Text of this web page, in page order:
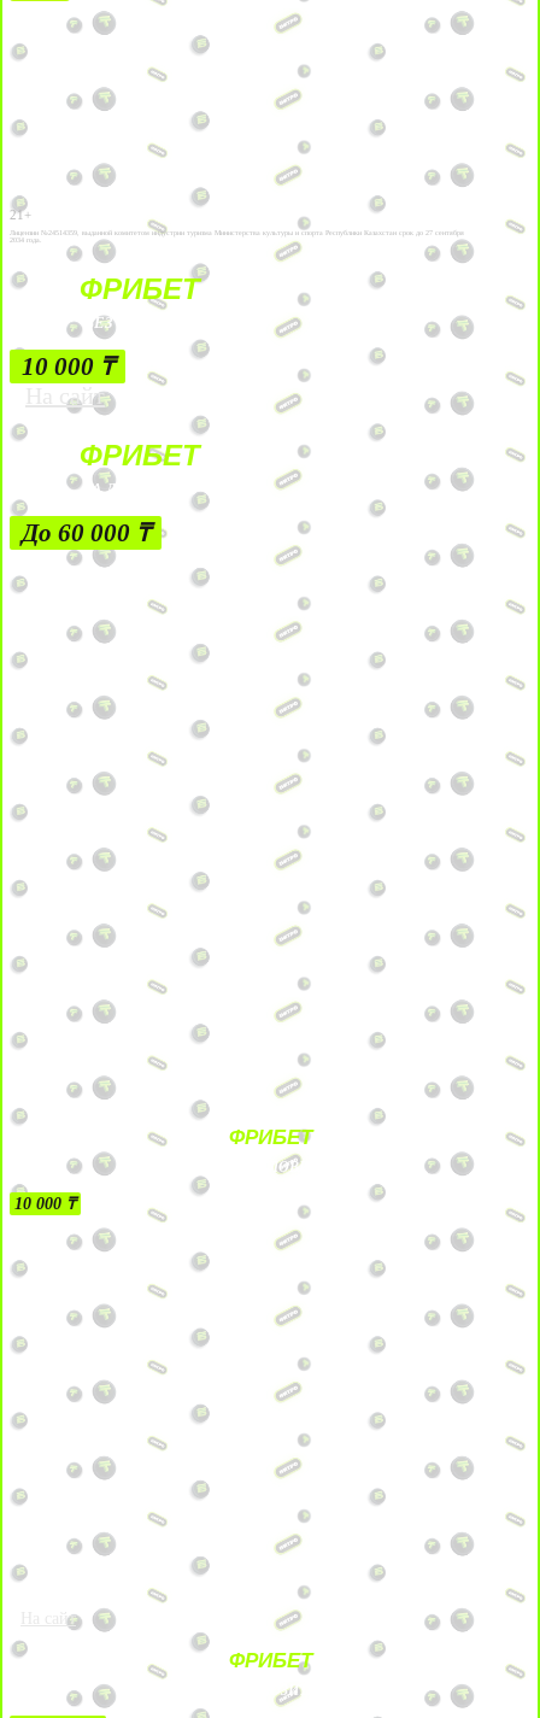
21+
Лицензии №24514359, выданной комитетом индустрии туризма Министерства культуры и спорта Республики Казахстан срок до 27 сентября
2034 года.
ФРИБЕТ
БЕЗ УСЛОВИЙ
10 000 ₸
На сайт
ФРИБЕТ
ЗА ДЕПОЗИТЫ
До 60 000 ₸
ФРИБЕТ
БЕЗ УСЛОВИЙ
10 000 ₸
На сайт
ФРИБЕТ
ЗА ДЕПОЗИТЫ